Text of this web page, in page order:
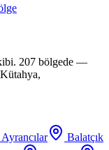
207 bölgede —
Ayrancılar
Balatçık